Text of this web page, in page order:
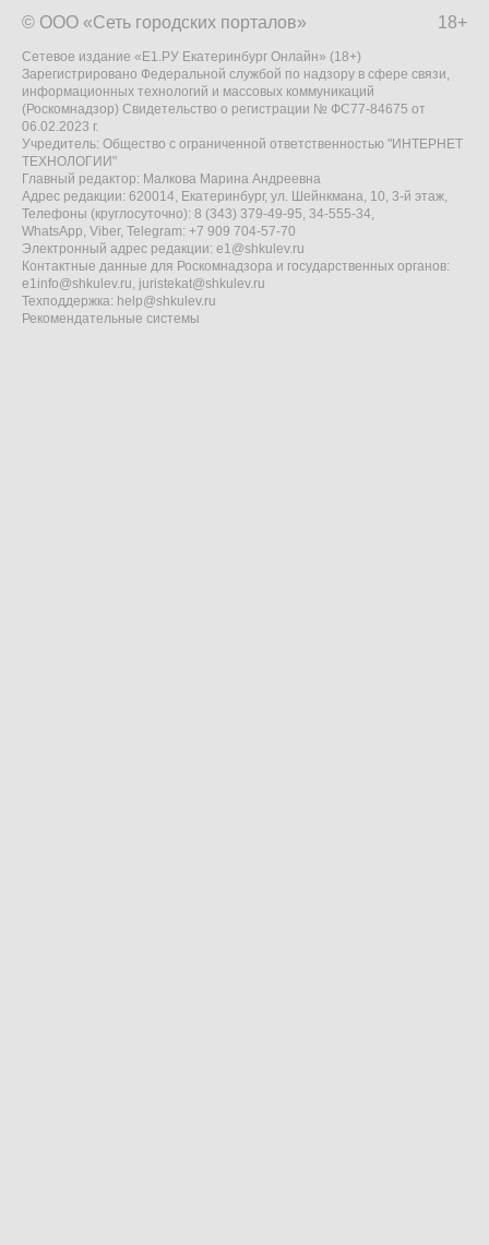
18+
© ООО «Сеть городских порталов»
Сетевое издание «Е1.РУ Екатеринбург Онлайн» (18+)
Зарегистрировано Федеральной службой по надзору в сфере связи,
информационных технологий и массовых коммуникаций
(Роскомнадзор) Свидетельство о регистрации № ФС77-84675 от
06.02.2023 г.
Учредитель: Общество с ограниченной ответственностью "ИНТЕРНЕТ
ТЕХНОЛОГИИ"
Главный редактор: Малкова Марина Андреевна
Адрес редакции: 620014, Екатеринбург, ул. Шейнкмана, 10, 3-й этаж,
Телефоны (круглосуточно): 8 (343) 379-49-95, 34-555-34,
WhatsApp, Viber, Telegram: +7 909 704-57-70
Электронный адрес редакции: e1@shkulev.ru
Контактные данные для Роскомнадзора и государственных органов:
e1info@shkulev.ru, juristekat@shkulev.ru
Техподдержка: help@shkulev.ru
Рекомендательные системы